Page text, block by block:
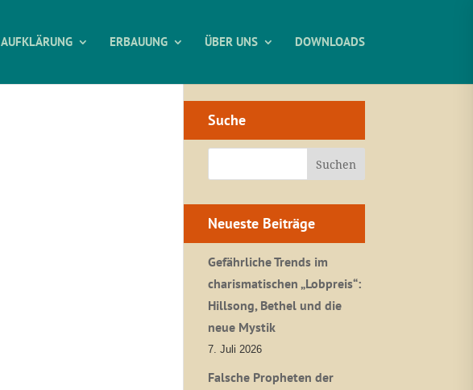
AUFKLÄRUNG ERBAUUNG ÜBER UNS DOWNLOADS
Suche
Neueste Beiträge
Gefährliche Trends im
charismatischen „Lobpreis“:
Hillsong, Bethel und die
neue Mystik
7. Juli 2026
Falsche Propheten der